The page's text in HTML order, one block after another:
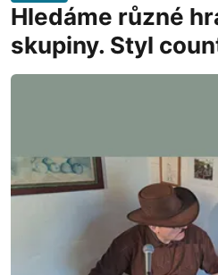
Hledáme různé
skupiny. Styl
Fotografie